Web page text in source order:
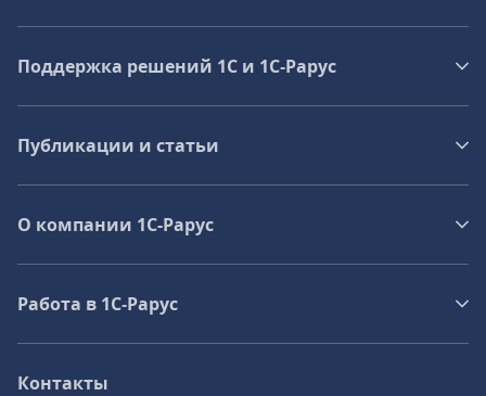
Поддержка решений 1С и 1С‑Рарус
Публикации и статьи
О компании 1C-Рарус
Работа в 1С‑Рарус
Контакты